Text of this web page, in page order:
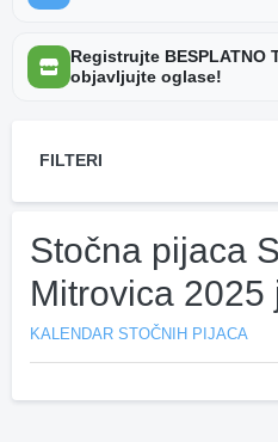
Registrujte BESPLATNO
objavljujte oglase!
FILTERI
Stočna pijaca
Mitrovica 2025
KALENDAR STOČNIH PIJACA